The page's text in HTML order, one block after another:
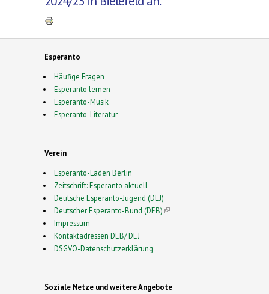
Esperanto
Häufige Fragen
Esperanto lernen
Esperanto-Musik
Esperanto-Literatur
Verein
Esperanto-Laden Berlin
Zeitschrift: Esperanto aktuell
Deutsche Esperanto-Jugend (DEJ)
Deutscher Esperanto-Bund (DEB)(link is external)
Impressum
Kontaktadressen DEB/ DEJ
DSGVO-Datenschutzerklärung
Soziale Netze und weitere Angebote